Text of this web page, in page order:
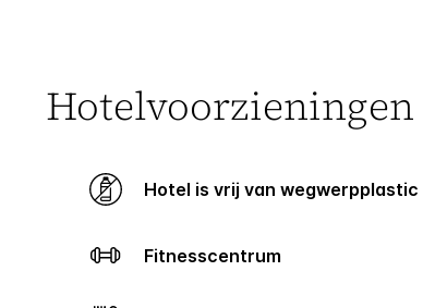
Hotelvoorzieningen
Hotel is vrij van wegwerpplastic
Fitnesscentrum